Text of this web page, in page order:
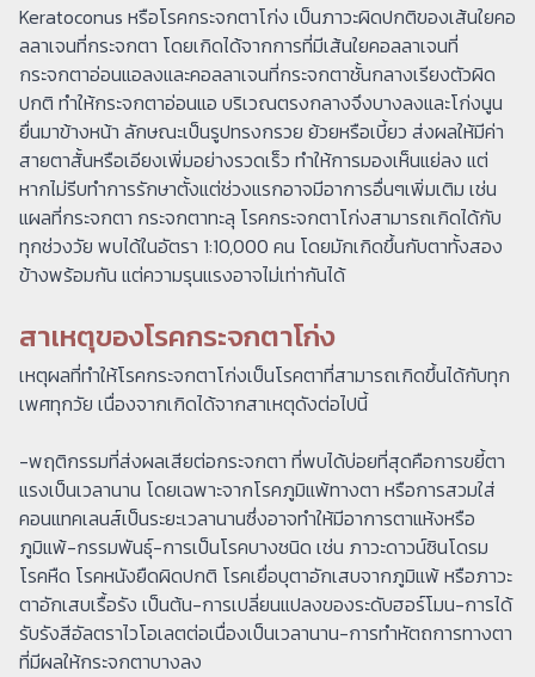
Keratoconus หรือโรคกระจกตาโก่ง เป็นภาวะผิดปกติของเส้นใยคอ
ลลาเจนที่กระจกตา โดยเกิดได้จากการที่มีเส้นใยคอลลาเจนที่
กระจกตาอ่อนแอลงและคอลลาเจนที่กระจกตาชั้นกลางเรียงตัวผิด
ปกติ ทำให้กระจกตาอ่อนแอ บริเวณตรงกลางจึงบางลงและโก่งนูน
ยื่นมาข้างหน้า ลักษณะเป็นรูปทรงกรวย ย้วยหรือเบี้ยว ส่งผลให้มีค่า
สายตาสั้นหรือเอียงเพิ่มอย่างรวดเร็ว ทำให้การมองเห็นแย่ลง แต่
หากไม่รีบทำการรักษาตั้งแต่ช่วงแรกอาจมีอาการอื่นๆเพิ่มเติม เช่น
แผลที่กระจกตา กระจกตาทะลุ โรคกระจกตาโก่งสามารถเกิดได้กับ
ทุกช่วงวัย พบได้ในอัตรา 1:10,000 คน โดยมักเกิดขึ้นกับตาทั้งสอง
ข้างพร้อมกัน แต่ความรุนแรงอาจไม่เท่ากันได้
สาเหตุของโรคกระจกตาโก่ง
เหตุผลที่ทำให้โรคกระจกตาโก่งเป็นโรคตาที่สามารถเกิดขึ้นได้กับทุก
เพศทุกวัย เนื่องจากเกิดได้จากสาเหตุดังต่อไปนี้
-พฤติกรรมที่ส่งผลเสียต่อกระจกตา ที่พบได้บ่อยที่สุดคือการขยี้ตา
แรงเป็นเวลานาน โดยเฉพาะจากโรคภูมิแพ้ทางตา หรือการสวมใส่
คอนแทคเลนส์เป็นระยะเวลานานซึ่งอาจทำให้มีอาการตาแห้งหรือ
ภูมิแพ้-กรรมพันธุ์-การเป็นโรคบางชนิด เช่น ภาวะดาวน์ซินโดรม
โรคหืด โรคหนังยืดผิดปกติ โรคเยื่อบุตาอักเสบจากภูมิแพ้ หรือภาวะ
ตาอักเสบเรื้อรัง เป็นต้น-การเปลี่ยนแปลงของระดับฮอร์โมน-การได้
รับรังสีอัลตราไวโอเลตต่อเนื่องเป็นเวลานาน-การทำหัตถการทางตา
ที่มีผลให้กระจกตาบางลง